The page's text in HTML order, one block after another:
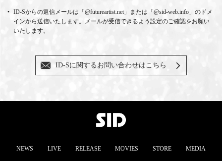
ID-Sからの返信メールは「@futureartist.net」または「@sid-web.info」のドメ
インから送信いたします。メールが受信できるよう設定のご確認をお願い
いたします。
ID-Sに関するお問い合わせはこちら
NEWS LIVE RELEASE MOVIES STORE MEDIA